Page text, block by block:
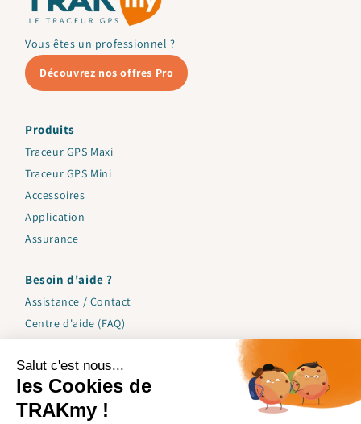
Vous êtes un professionnel ?
Découvrez nos offres Pro
Produits
Traceur GPS Maxi
Traceur GPS Mini
Accessoires
Application
Assurance
Besoin d'aide ?
Assistance / Contact
Centre d'aide (FAQ)
Expéditions
Mode d'emploi